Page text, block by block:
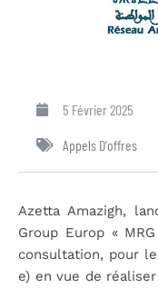
5 Février 2025
Appels D'offres
Azetta Amazigh,
Group Europ «
consultation, pour
e) en vue de